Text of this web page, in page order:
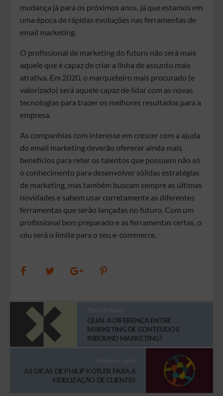
mudança já para os próximos anos, já que estamos em
uma época de rápidas evoluções nas ferramentas de
email marketing.
O profissional de marketing do futuro não será mais
aquele que é capaz de criar a linha de assunto mais
atrativa. Em 2020, o marqueteiro mais procurado (e
valorizado) será aquele capaz de lidar com as novas
tecnologias para trazer os melhores resultados para a
empresa.
As companhias com interesse em crescer com a ajuda
do email marketing deverão oferecer ainda mais
benefícios para reter os talentos que possuem não só
o conhecimento para desenvolver sólidas estratégias
de marketing, mas também buscam sempre as últimas
novidades e sabem usar corretamente as diferentes
ferramentas que serão lançadas no futuro. Com um
profissional bem preparado e as ferramentas certas, o
céu será o limite para o seu e-commerce.
Post anterior
QUAL A DIFERENÇA ENTRE
MARKETING DE CONTEÚDO E
INBOUND MARKETING?
Próximo post
AS DICAS DE PHILIP KOTLER PARA A
FIDELIZAÇÃO DE CLIENTES